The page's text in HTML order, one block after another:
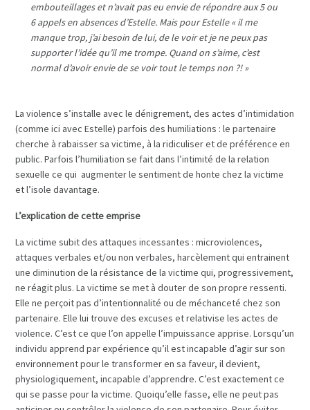
embouteillages et n’avait pas eu envie de répondre aux 5 ou
6 appels en absences d’Estelle. Mais pour Estelle «il me
manque trop, j’ai besoin de lui, de le voir et je ne peux pas
supporter l’idée qu’il me trompe. Quand on s’aime, c’est
normal d’avoir envie de se voir tout le temps non ?!»
La violence s’installe avec le dénigrement, des actes d’intimidation
(comme ici avec Estelle) parfois des humiliations : le partenaire
cherche à rabaisser sa victime, à la ridiculiser et de préférence en
public. Parfois l’humiliation se fait dans l’intimité de la relation
sexuelle ce qui augmenter le sentiment de honte chez la victime
et l’isole davantage.
L’explication de cette emprise
La victime subit des attaques incessantes : microviolences,
attaques verbales et/ou non verbales, harcèlement qui entrainent
une diminution de la résistance de la victime qui, progressivement,
ne réagit plus. La victime se met à douter de son propre ressenti.
Elle ne perçoit pas d’intentionnalité ou de méchanceté chez son
partenaire. Elle lui trouve des excuses et relativise les actes de
violence. C’est ce que l’on appelle l’impuissance apprise. Lorsqu’un
individu apprend par expérience qu’il est incapable d’agir sur son
environnement pour le transformer en sa faveur, il devient,
physiologiquement, incapable d’apprendre. C’est exactement ce
qui se passe pour la victime. Quoiqu’elle fasse, elle ne peut pas